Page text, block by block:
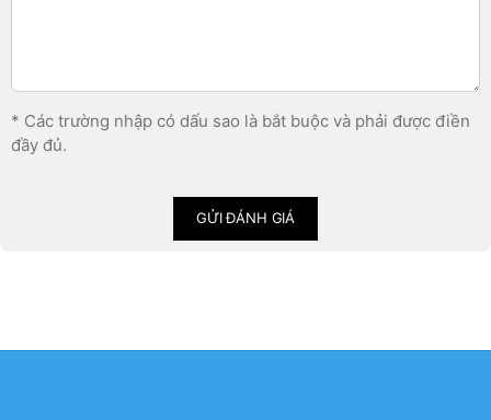
* Các trường nhập có dấu sao là bắt buộc và phải được điền
đầy đủ.
GỬI ĐÁNH GIÁ